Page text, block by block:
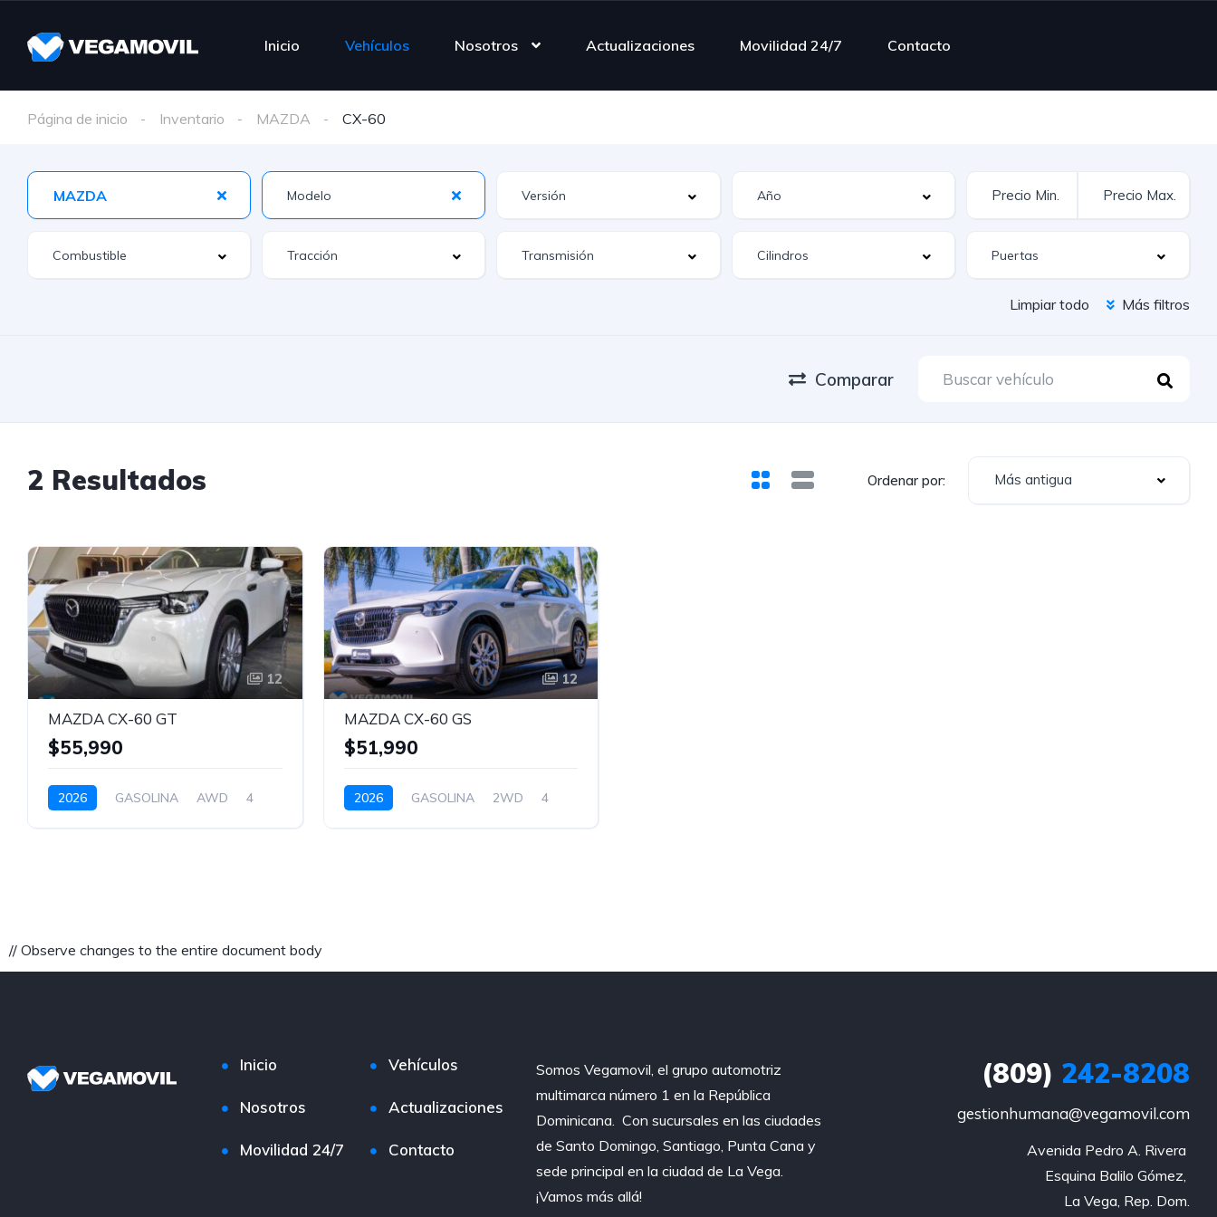
Inicio Vehículos Nosotros Actualizaciones Movilidad 24/7 Contacto
Página de inicio Inventario MAZDA CX-60
MAZDA
Limpiar todo Más filtros
Comparar
2 Resultados Ordenar por: Más antigua
12
MAZDA CX-60 GT
$55,990
2026 GASOLINA AWD
4
12
MAZDA CX-60 GS
$51,990
2026 GASOLINA 2WD
4
// Observe changes to the entire document body
Inicio Vehículos
Nosotros Actualizaciones
Movilidad 24/7 Contacto
Somos Vegamovil, el grupo automotriz
multimarca número 1 en la República
Dominicana⁣. ⁣ Con sucursales en las ciudades
de Santo Domingo, Santiago, Punta Cana y
sede principal en la ciudad de La Vega.
¡Vamos más allá!
(809) 242-8208
gestionhumana@vegamovil.com
Avenida Pedro A. Rivera
Esquina Balilo Gómez,
La Vega, Rep. Dom.